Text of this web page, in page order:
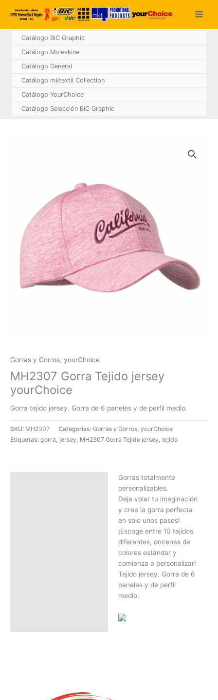
Catálogo BiC Graphic
Catálogo Moleskine
Catálogo General
Catálogo mktextil Collection
Catálogo YourChoice
Catálogo Selección BiC Graphic
Gorras y Gorros,yourChoice
MH2307 Gorra Tejido jersey
yourChoice
Gorra tejido jersey. Gorra de 6 paneles y de perfil medio.
SKU: MH2307 Categorías:Gorras y Gorros,yourChoice
Etiquetas:gorra,jersey, MH2307 Gorra Tejido jersey,tejido
Gorras totalmente
personalizables.
Deja volar tu imaginación
y crea la gorra perfecta
en solo unos pasos!
¡Escoge entre 10 tejidos
diferentes, docenas de
colores estándar y
comienza a personalizar!
Tejido jersey. Gorra de 6
paneles y de perfil
medio.